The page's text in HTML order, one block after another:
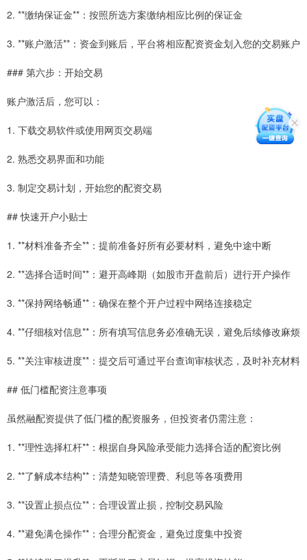
2. **缴纳保证金**：按照所选方案缴纳相应比例的保证金
3. **账户激活**：资金到账后，平台将相应配资资金划入您的交易账户
### 第六步：开始交易
账户激活后，您可以：
1. 下载交易软件或使用网页交易端
2. 熟悉交易界面和功能
3. 制定交易计划，开始您的配资交易
## 快速开户小贴士
1. **材料准备齐全**：提前准备好所有必要材料，避免中途中断
2. **选择合适时间**：避开高峰期（如股市开盘前后）进行开户操作
3. **保持网络畅通**：确保在整个开户过程中网络连接稳定
4. **仔细核对信息**：所有填写信息务必准确无误，避免后续修改麻烦
5. **关注审核进度**：提交后可通过平台查询审核状态，及时补充材料
## 低门槛配资注意事项
虽然融配资提供了低门槛的配资服务，但投资者仍需注意：
1. **理性选择杠杆**：根据自身风险承受能力选择合适的配资比例
2. **了解成本结构**：清楚知晓管理费、利息等各项费用
3. **设置止损点位**：合理设置止损，控制交易风险
4. **避免满仓操作**：合理分配资金，避免过度集中投资